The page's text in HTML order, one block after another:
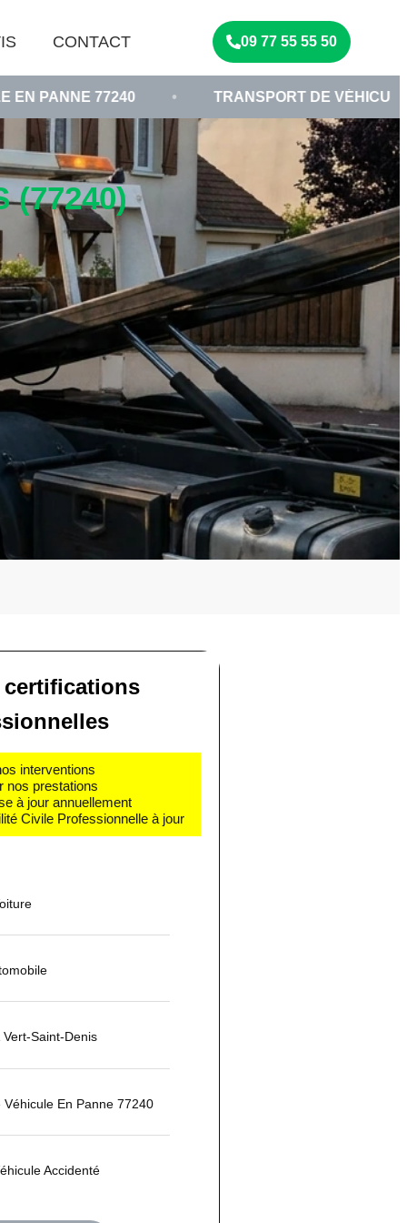
CONTACT 09 77 55 55 50
• TRANSPORT DE VÉHICULE ACCIDENTÉ
(77240)
certifications
interventions
nos prestations
à jour annuellement
Civile Professionnelle à jour
Saint-Denis
Véhicule En Panne 77240
Accidenté